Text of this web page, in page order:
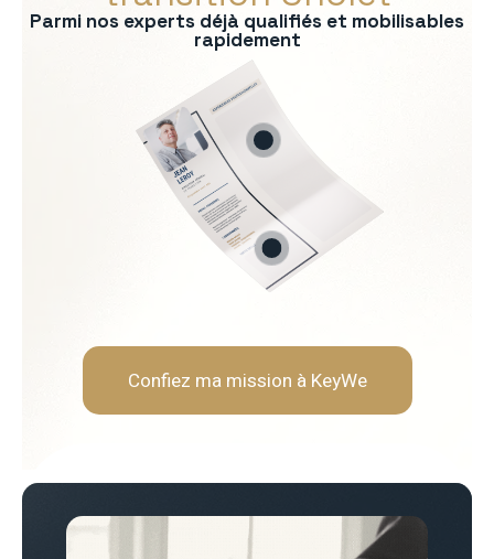
Parmi nos experts déjà qualifiés et mobilisables
rapidement
Soft Skills recherchées :
Sens de la négociation et
Rigueur analytique et
Vision stratégique et long
Confiez ma mission à KeyWe